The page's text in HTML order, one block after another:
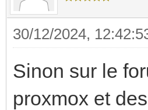
30/12/2024,
Sinon sur le
proxmox et